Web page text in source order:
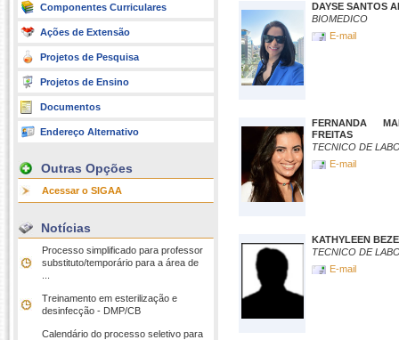
Componentes Curriculares
Ações de Extensão
Projetos de Pesquisa
Projetos de Ensino
Documentos
Endereço Alternativo
Outras Opções
Acessar o SIGAA
Notícias
Processo simplificado para professor
substituto/temporário para a área de
Treinamento em esterilização e
desinfecção - DMP/CB
Calendário do processo seletivo para
DAYSE SANTOS
BIOMEDICO
E-mail
FERNANDA
FREITAS
TECNICO DE
E-mail
KATHYLEEN
TECNICO DE
E-mail